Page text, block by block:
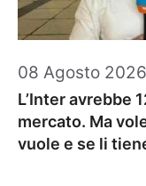
08 Agosto 2026
L’Inter avrebbe
mercato. Ma
vuole e se li